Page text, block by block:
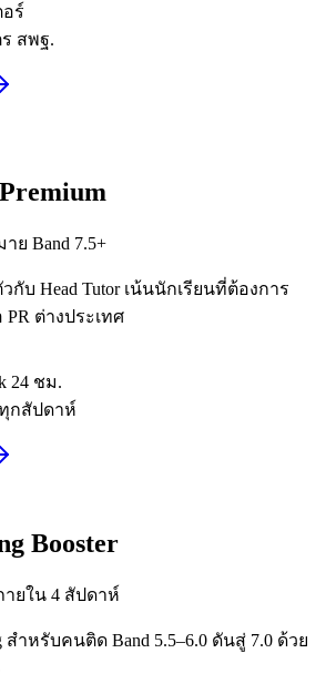
อร์
สพฐ.
ย Band 7.5+
กับ Head Tutor เน้นนักเรียนที่ต้องการ
PR ต่างประเทศ
24 ชม.
ทุกสัปดาห์
Booster
ายใน 4 สัปดาห์
สำหรับคนติด Band 5.5–6.0 ดันสู่ 7.0 ด้วย